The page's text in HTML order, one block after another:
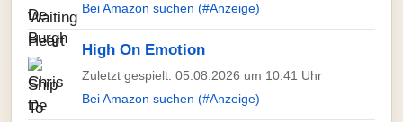
Bei Amazon suchen (#Anzeige)
High On Emotion
Zuletzt gespielt: 05.08.2026 um 10:41 Uhr
Bei Amazon suchen (#Anzeige)